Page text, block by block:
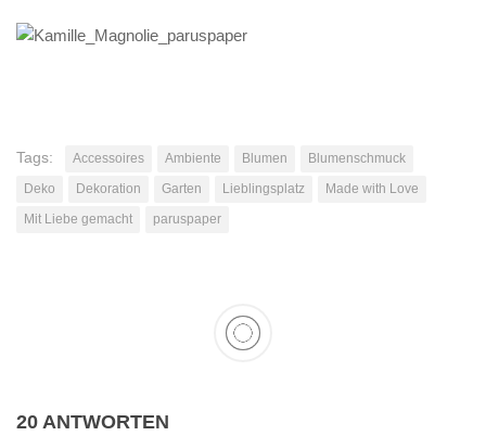
Tags: Accessoires Ambiente Blumen
Blumenschmuck
Deko
Dekoration Garten Lieblingsplatz
Made with Love
Mit Liebe gemacht
paruspaper
20 ANTWORTEN